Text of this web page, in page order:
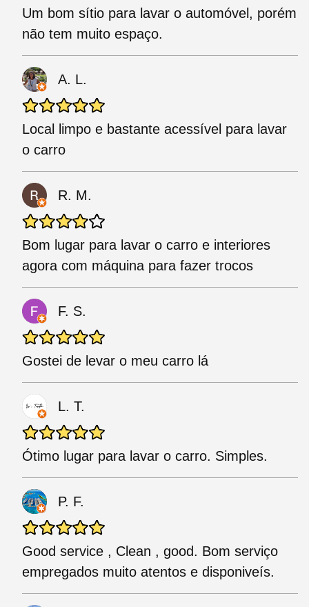
Um bom sítio para lavar o automóvel, porém
não tem muito espaço.
A. L.
Local limpo e bastante acessível para lavar
o carro
R. M.
Bom lugar para lavar o carro e interiores
agora com máquina para fazer trocos
F. S.
Gostei de levar o meu carro lá
L. T.
Ótimo lugar para lavar o carro. Simples.
P. F.
Good service , Clean , good. Bom serviço
empregados muito atentos e disponiveís.